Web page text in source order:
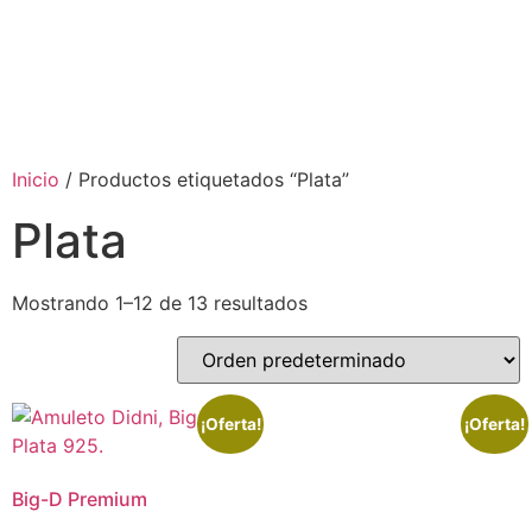
Inicio / Productos etiquetados “Plata”
Plata
Mostrando 1–12 de 13 resultados
¡Oferta!
Big-D Premium
¡Oferta!